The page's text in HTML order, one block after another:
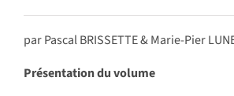
par Pascal BRISSETTE & Marie-Pier
Présentation du volume